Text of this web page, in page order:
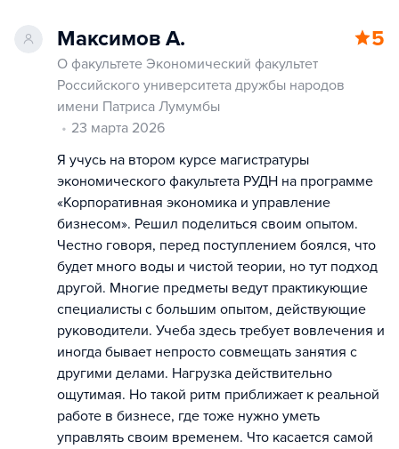
Максимов А. 5
О факультете Экономический факультет
Российского университета дружбы народов
имени Патриса Лумумбы
23 марта 2026
Я учусь на втором курсе магистратуры
экономического факультета РУДН на программе
«Корпоративная экономика и управление
бизнесом». Решил поделиться своим опытом.
Честно говоря, перед поступлением боялся, что
будет много воды и чистой теории, но тут подход
другой. Многие предметы ведут практикующие
специалисты с большим опытом, действующие
руководители. Учеба здесь требует вовлечения и
иногда бывает непросто совмещать занятия с
другими делами. Нагрузка действительно
ощутимая. Но такой ритм приближает к реальной
работе в бизнесе, где тоже нужно уметь
управлять своим временем. Что касается самой